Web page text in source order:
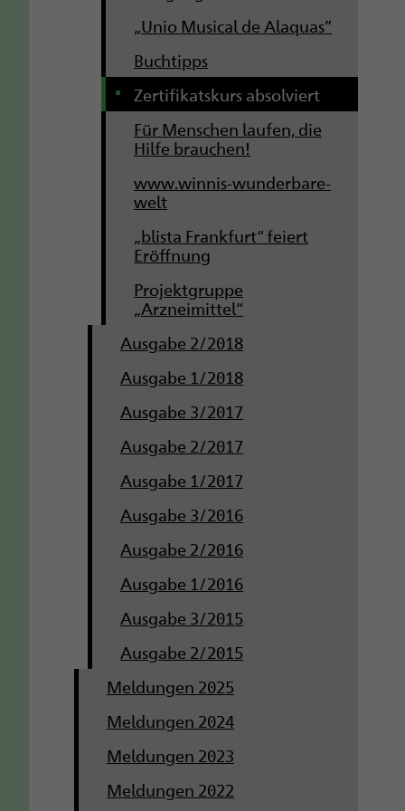
„Unio Musical de Alaquas”
Buchtipps
Zertifikatskurs absolviert
Für Menschen laufen, die
Hilfe brauchen!
www.winnis-wunderbare-
welt
„blista Frankfurt“ feiert
Eröffnung
Projektgruppe
„Arzneimittel“
Ausgabe 2/2018
Ausgabe 1/2018
Ausgabe 3/2017
Ausgabe 2/2017
Ausgabe 1/2017
Ausgabe 3/2016
Ausgabe 2/2016
Ausgabe 1/2016
Ausgabe 3/2015
Ausgabe 2/2015
Meldungen 2025
Meldungen 2024
Meldungen 2023
Meldungen 2022